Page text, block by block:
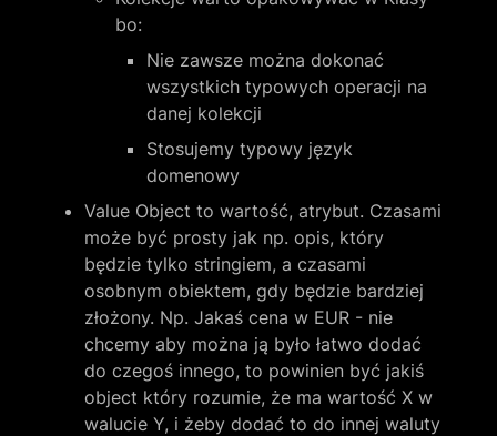
bo:
Nie zawsze można dokonać
wszystkich typowych operacji na
danej kolekcji
Stosujemy typowy język
domenowy
Value Object to wartość, atrybut. Czasami
może być prosty jak np. opis, który
będzie tylko stringiem, a czasami
osobnym obiektem, gdy będzie bardziej
złożony. Np. Jakaś cena w EUR - nie
chcemy aby można ją było łatwo dodać
do czegoś innego, to powinien być jakiś
object który rozumie, że ma wartość X w
walucie Y, i żeby dodać to do innej waluty